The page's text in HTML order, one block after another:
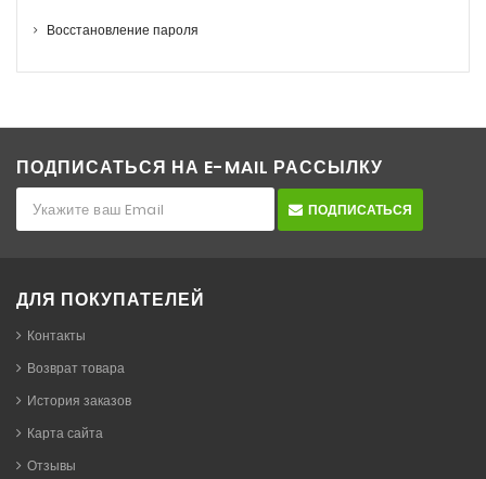
Восстановление пароля
ПОДПИСАТЬСЯ НА E-MAIL РАССЫЛКУ
ПОДПИСАТЬСЯ
ДЛЯ ПОКУПАТЕЛЕЙ
Контакты
Возврат товара
История заказов
Карта сайта
Отзывы